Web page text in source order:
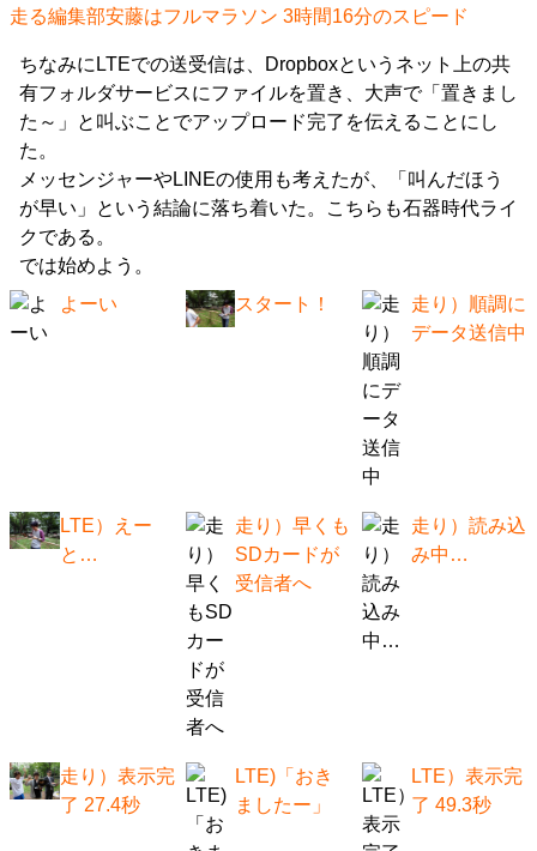
走る編集部安藤はフルマラソン 3時間16分のスピード
ちなみにLTEでの送受信は、Dropboxというネット上の共
有フォルダサービスにファイルを置き、大声で「置きまし
た～」と叫ぶことでアップロード完了を伝えることにし
た。
メッセンジャーやLINEの使用も考えたが、「叫んだほう
が早い」という結論に落ち着いた。こちらも石器時代ライ
クである。
では始めよう。
よーい
スタート！
走り）順調に
データ送信中
LTE）えー
と…
走り）早くも
SDカードが
受信者へ
走り）読み込
み中…
走り）表示完
了 27.4秒
LTE)「おき
ましたー」
LTE）表示完
了 49.3秒